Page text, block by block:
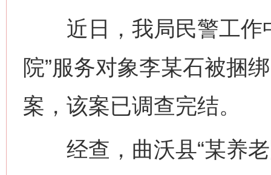
近日，我局民警工作
院”服务对象李某石被捆
案，该案已调查完结。
经查，曲沃县“某养老